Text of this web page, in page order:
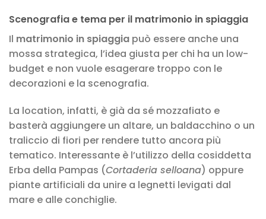
Scenografia e tema per il matrimonio in spiaggia
Il matrimonio in spiaggia può essere anche una
mossa strategica, l’idea giusta per chi ha un low-
budget e non vuole esagerare troppo con le
decorazioni e la scenografia.
La location, infatti, è già da sé mozzafiato e
basterà aggiungere un altare, un baldacchino o un
traliccio di fiori per rendere tutto ancora più
tematico. Interessante è l’utilizzo della cosiddetta
Erba della Pampas (Cortaderia selloana) oppure
piante artificiali da unire a legnetti levigati dal
mare e alle conchiglie.